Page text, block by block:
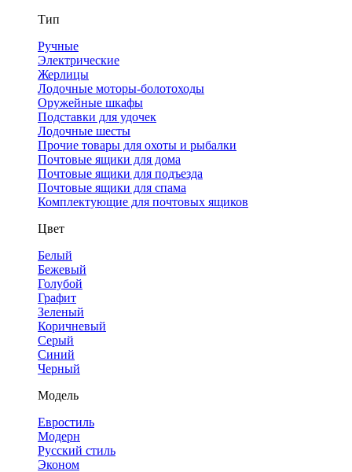
Тип
Ручные
Электрические
Жерлицы
Лодочные моторы-болотоходы
Оружейные шкафы
Подставки для удочек
Лодочные шесты
Прочие товары для охоты и рыбалки
Почтовые ящики для дома
Почтовые ящики для подъезда
Почтовые ящики для спама
Комплектующие для почтовых ящиков
Цвет
Белый
Бежевый
Голубой
Графит
Зеленый
Коричневый
Серый
Синий
Черный
Модель
Евростиль
Модерн
Русский стиль
Эконом